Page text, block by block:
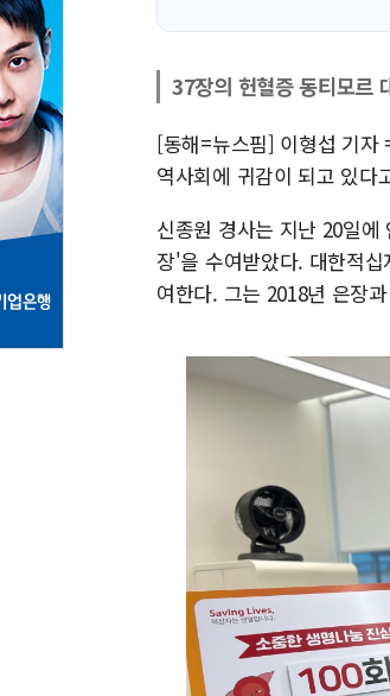
37장의 헌혈증 동티모르
[동해=뉴스핌] 이형섭 기자
역사회에 귀감이 되고 있다
신종원 경사는 지난 20일
장'을 수여받았다. 대한적
여한다. 그는 2018년 은장